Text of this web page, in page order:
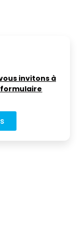
invitons à